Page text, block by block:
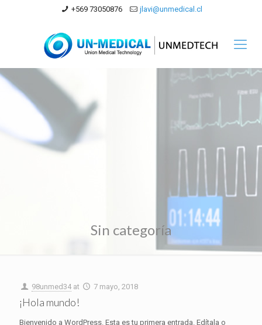
+569 73050876 jlavi@unmedical.cl
Sin categoría
98unmed34 at 7 mayo, 2018
¡Hola mundo!
Bienvenido a WordPress. Esta es tu primera entrada. Edítala o